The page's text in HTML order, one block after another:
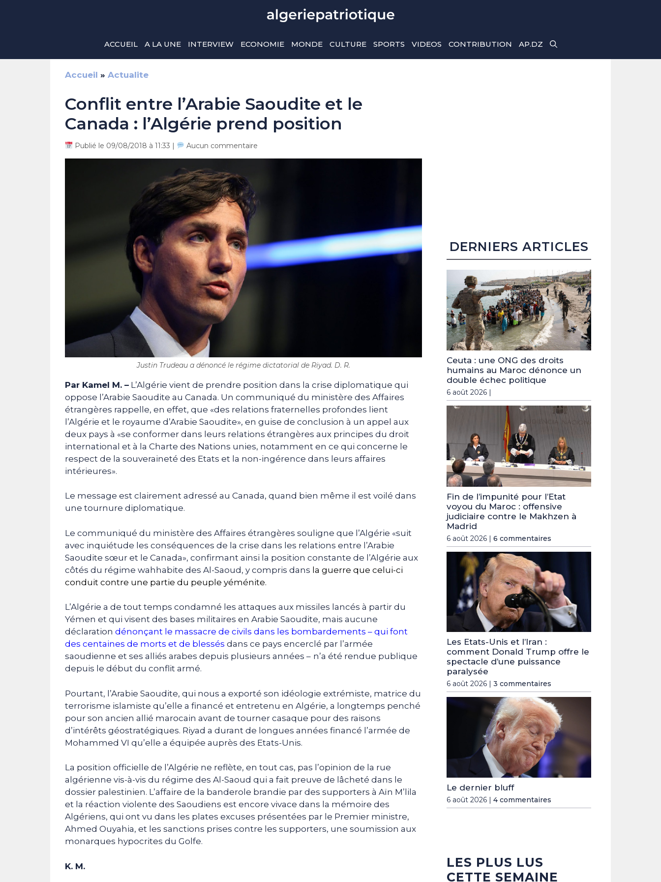
ACCUEIL A LA UNE INTERVIEW ECONOMIE MONDE CULTURE SPORTS VIDEOS CONTRIBUTION AP.DZ
Accueil » Actualite
Conflit entre l’Arabie Saoudite et le
Canada : l’Algérie prend position
Publié le 09/08/2018 à 11:33 | Aucun commentaire
Justin Trudeau a dénoncé le régime dictatorial de Riyad. D. R.
Par Kamel M. – L’Algérie vient de prendre position dans la crise diplomatique qui
oppose l’Arabie Saoudite au Canada. Un communiqué du ministère des Affaires
étrangères rappelle, en effet, que «des relations fraternelles profondes lient
l’Algérie et le royaume d’Arabie Saoudite», en guise de conclusion à un appel aux
deux pays à «se conformer dans leurs relations étrangères aux principes du droit
international et à la Charte des Nations unies, notamment en ce qui concerne le
respect de la souveraineté des Etats et la non-ingérence dans leurs affaires
intérieures».
Le message est clairement adressé au Canada, quand bien même il est voilé dans
une tournure diplomatique.
Le communiqué du ministère des Affaires étrangères souligne que l’Algérie «suit
avec inquiétude les conséquences de la crise dans les relations entre l’Arabie
Saoudite sœur et le Canada», confirmant ainsi la position constante de l’Algérie aux
côtés du régime wahhabite des Al-Saoud, y compris dans la guerre que celui-ci
conduit contre une partie du peuple yéménite.
L’Algérie a de tout temps condamné les attaques aux missiles lancés à partir du
Yémen et qui visent des bases militaires en Arabie Saoudite, mais aucune
déclaration dénonçant le massacre de civils dans les bombardements – qui font
des centaines de morts et de blessés dans ce pays encerclé par l’armée
saoudienne et ses alliés arabes depuis plusieurs années – n’a été rendue publique
depuis le début du conflit armé.
Pourtant, l’Arabie Saoudite, qui nous a exporté son idéologie extrémiste, matrice du
terrorisme islamiste qu’elle a financé et entretenu en Algérie, a longtemps penché
pour son ancien allié marocain avant de tourner casaque pour des raisons
d’intérêts géostratégiques. Riyad a durant de longues années financé l’armée de
Mohammed VI qu’elle a équipée auprès des Etats-Unis.
La position officielle de l’Algérie ne reflète, en tout cas, pas l’opinion de la rue
algérienne vis-à-vis du régime des Al-Saoud qui a fait preuve de lâcheté dans le
dossier palestinien. L’affaire de la banderole brandie par des supporters à Aïn M’lila
et la réaction violente des Saoudiens est encore vivace dans la mémoire des
Algériens, qui ont vu dans les plates excuses présentées par le Premier ministre,
Ahmed Ouyahia, et les sanctions prises contre les supporters, une soumission aux
monarques hypocrites du Golfe.
K. M.
DERNIERS ARTICLES
Ceuta : une ONG des droits
humains au Maroc dénonce un
double échec politique
6 août 2026 |
Fin de l’impunité pour l’Etat
voyou du Maroc : offensive
judiciaire contre le Makhzen à
Madrid
6 août 2026 | 6 commentaires
Les Etats-Unis et l’Iran :
comment Donald Trump offre le
spectacle d’une puissance
paralysée
6 août 2026 | 3 commentaires
Le dernier bluff
6 août 2026 | 4 commentaires
LES PLUS LUS
CETTE SEMAINE